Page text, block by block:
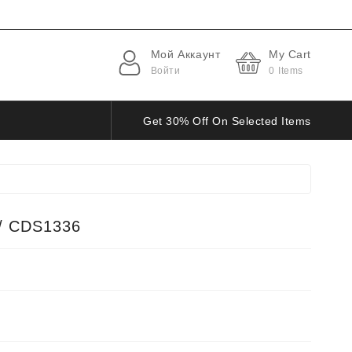
Мой Аккаунт
Войти
My Cart
0 Items
Get 30% Off On Selected Items
CDS1336